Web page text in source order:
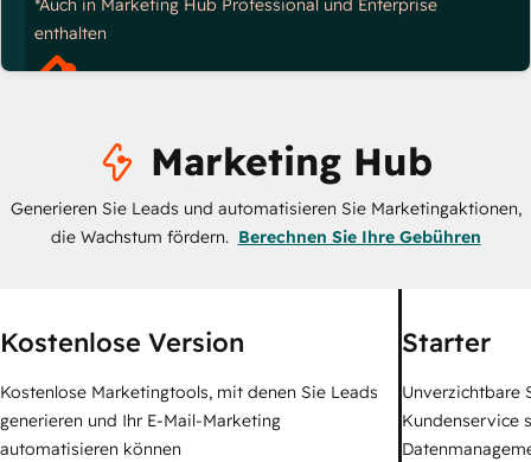
*Auch in Marketing Hub Professional und Enterprise
enthalten
Marketing Hub
Generieren Sie Leads und automatisieren Sie Marketingaktionen,
die Wachstum fördern. Berechnen Sie Ihre Gebühren
Kostenlose Version
Kostenlose Marketingtools, mit denen Sie Leads
generieren und Ihr E-Mail-Marketing
automatisieren können
Starter
Unverzichtbare
Kundenservice